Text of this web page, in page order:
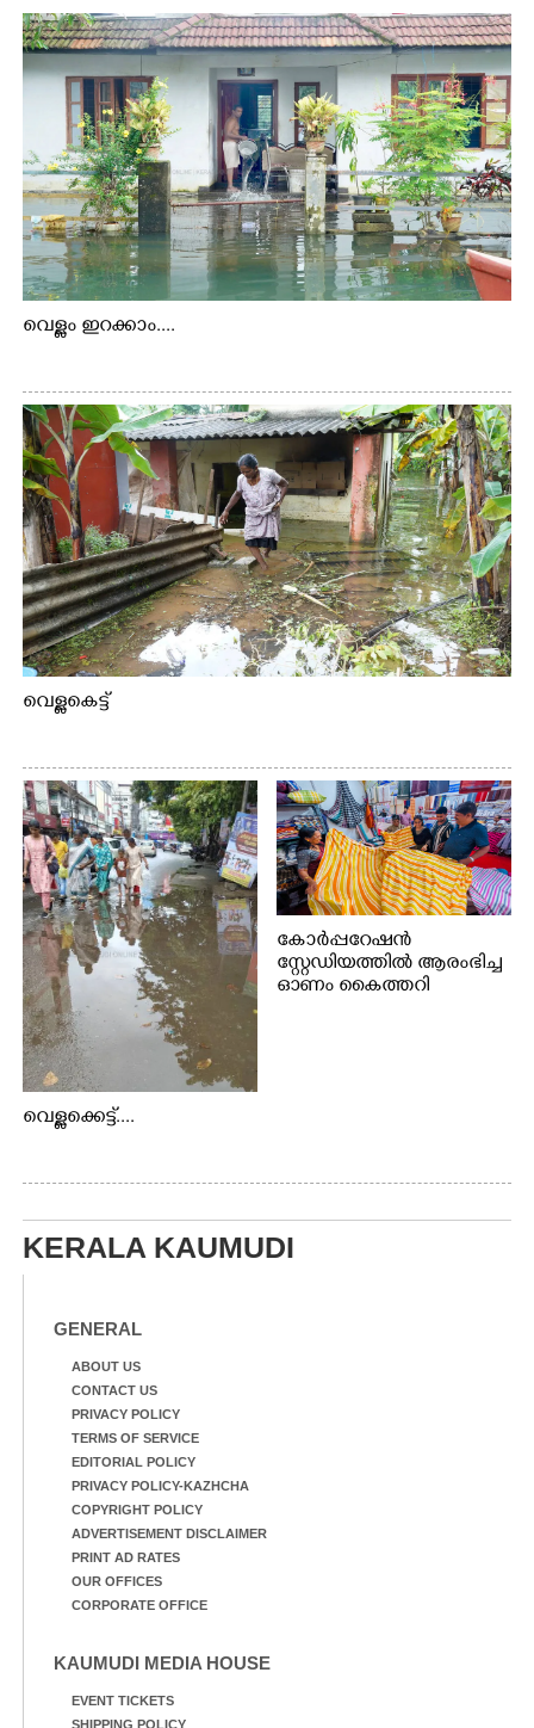
വെള്ളം ഇറക്കാം....
വെള്ളകെട്ട്
വെള്ളക്കെട്ട്....
കോർപ്പറേഷൻ
സ്റ്റേഡിയത്തിൽ ആരംഭിച്ച
ഓണം കൈത്തറി
KERALA KAUMUDI
GENERAL
ABOUT US
CONTACT US
PRIVACY POLICY
TERMS OF SERVICE
EDITORIAL POLICY
PRIVACY POLICY-KAZHCHA
COPYRIGHT POLICY
ADVERTISEMENT DISCLAIMER
PRINT AD RATES
OUR OFFICES
CORPORATE OFFICE
KAUMUDI MEDIA HOUSE
EVENT TICKETS
SHIPPING POLICY